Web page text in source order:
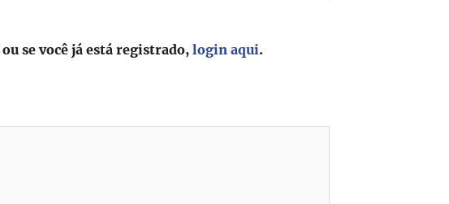
ou se você já está registrado,login aqui.